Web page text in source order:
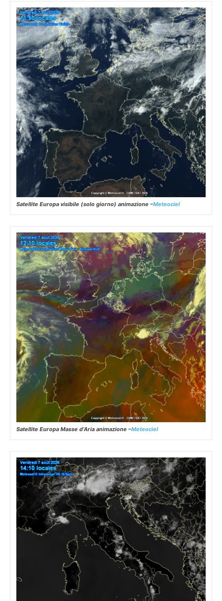
Satellite Europa visibile (solo giorno) animazione –Meteociel
Satellite Europa Masse d’Aria animazione –Meteociel